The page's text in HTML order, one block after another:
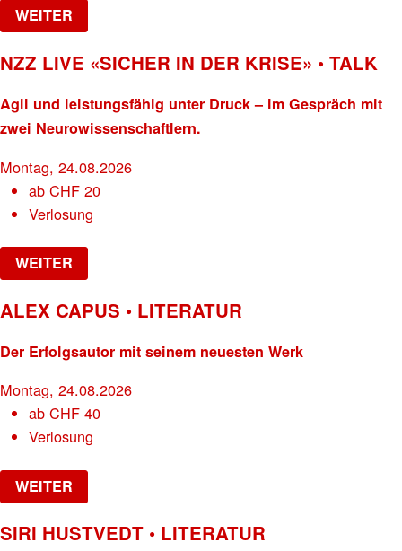
WEITER
NZZ LIVE «SICHER IN DER KRISE» • TALK
Agil und leistungsfähig unter Druck – im Gespräch mit
zwei Neurowissenschaftlern.
Montag, 24.08.2026
abCHF 20
Verlosung
WEITER
ALEX CAPUS • LITERATUR
Der Erfolgsautor mit seinem neuesten Werk
Montag, 24.08.2026
abCHF 40
Verlosung
WEITER
SIRI HUSTVEDT • LITERATUR